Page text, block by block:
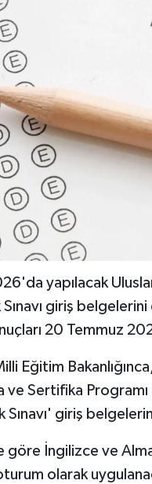
yapılacak
Sınavı giriş
20 Temmuz
Eğitim
ve Sertifika
Sınavı' giriş
İngilizce ve
olarak